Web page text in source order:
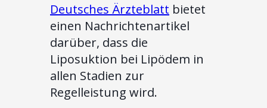
Deutsches Ärzteblatt bietet
einen Nachrichtenartikel
darüber, dass die
Liposuktion bei Lipödem in
allen Stadien zur
Regelleistung wird.